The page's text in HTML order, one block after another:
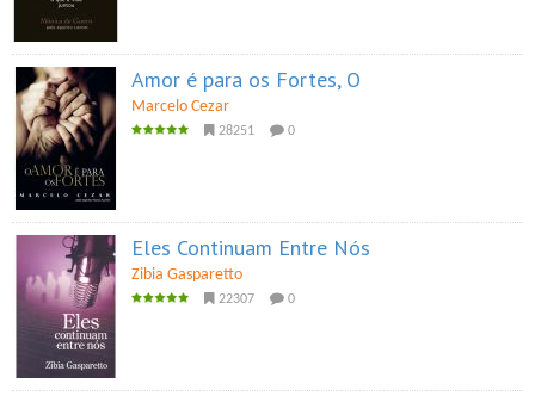
Amor é para os Fortes, O
Marcelo Cezar
28251 0
Eles Continuam Entre Nós
Zibia Gasparetto
22307 0